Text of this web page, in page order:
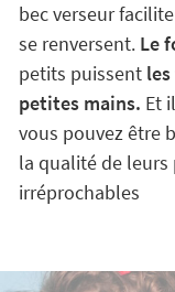
bec verseur
se renversent.Le
petits puissentles
petites mains. Et
vous pouvez être
la qualité de
irréprochables